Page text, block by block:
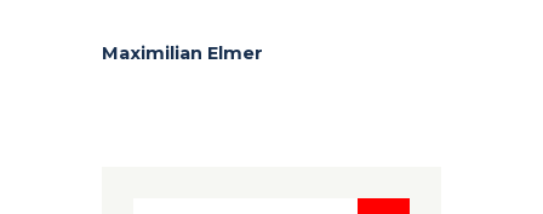
Maximilian Elmer